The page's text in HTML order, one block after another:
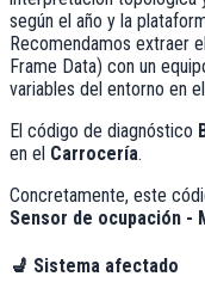
según el año y la
Recomendamos extraer
Frame Data) con un
variables del entorno en
El código de diagnóstico
en el Carrocería.
Concretamente, este
Sensor de ocupación -
💺 Sistema afectado